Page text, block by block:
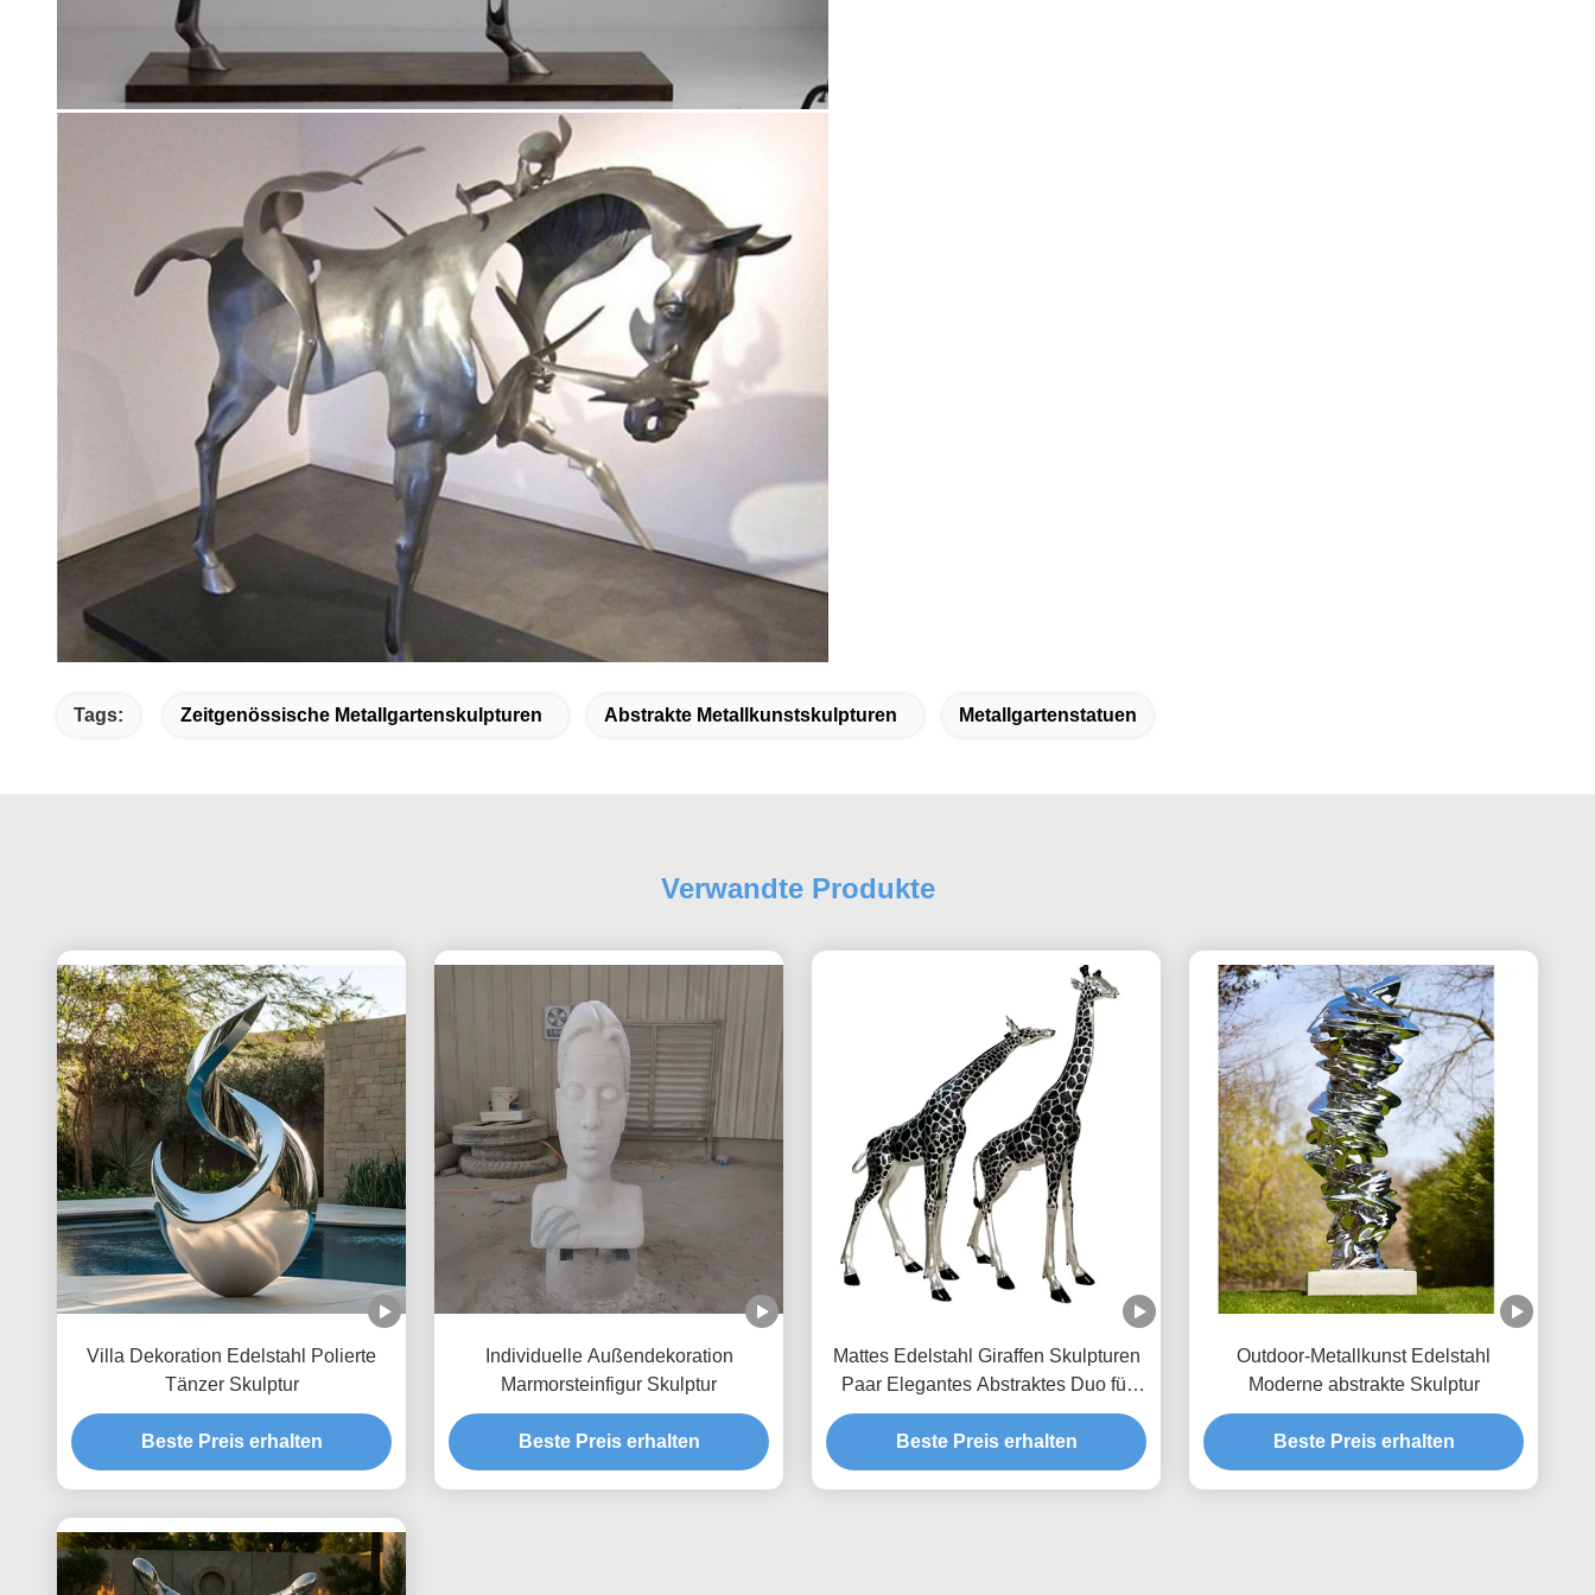
Tags: Zeitgenössische Metallgartenskulpturen Abstrakte Metallkunstskulpturen Metallgartenstatuen
Verwandte Produkte
Villa Dekoration Edelstahl Polierte
Tänzer Skulptur
Beste Preis erhalten
Individuelle Außendekoration
Marmorsteinfigur Skulptur
Beste Preis erhalten
Mattes Edelstahl Giraffen Skulpturen
Paar Elegantes Abstraktes Duo für
Moderne Gärten
Beste Preis erhalten
Outdoor-Metallkunst Edelstahl
Moderne abstrakte Skulptur
Beste Preis erhalten